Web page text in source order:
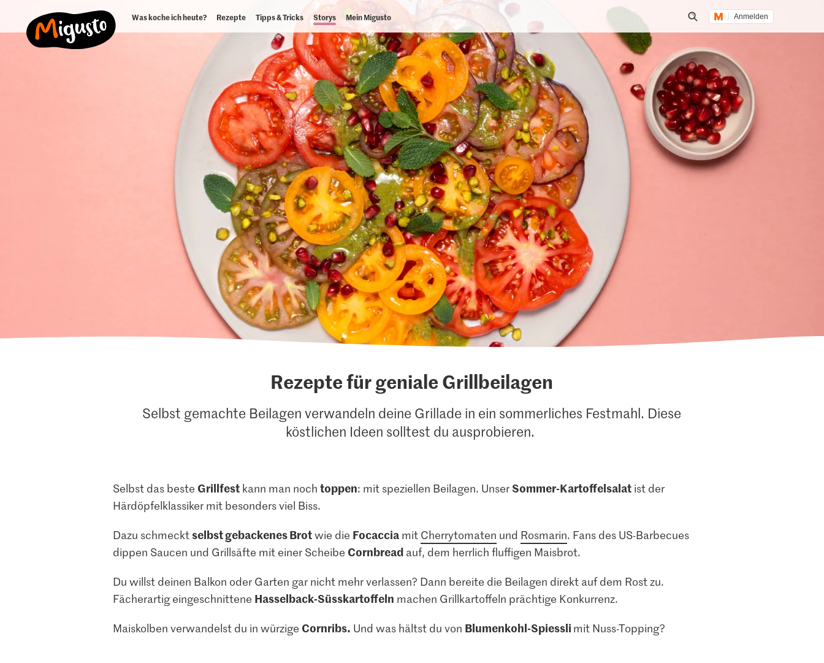
Was koche ich heute? Rezepte Tipps & Tricks Storys Mein Migusto
Suche öffnen
Anmelden
Rezepte für geniale Grillbeilagen
Selbst gemachte Beilagen verwandeln deine Grillade in ein sommerliches Festmahl. Diese
köstlichen Ideen solltest du ausprobieren.
Selbst das beste Grillfestkann man noch toppen: mit speziellen Beilagen. Unser Sommer-Kartoffelsalatist der
Härdöpfelklassiker mit besonders viel Biss.
Dazu schmeckt selbst gebackenes Brotwie die Focacciamit Cherrytomaten und Rosmarin. Fans des US-Barbecues
dippen Saucen und Grillsäfte mit einer Scheibe Cornbreadauf, dem herrlich fluffigen Maisbrot.
Du willst deinen Balkon oder Garten gar nicht mehr verlassen? Dann bereite die Beilagen direkt auf dem Rost zu.
Fächerartig eingeschnittene Hasselback-Süsskartoffeln machen Grillkartoffeln prächtige Konkurrenz.
Maiskolben verwandelst du in würzige Cornribs. Und was hältst du von Blumenkohl-Spiessli mit Nuss-Topping?